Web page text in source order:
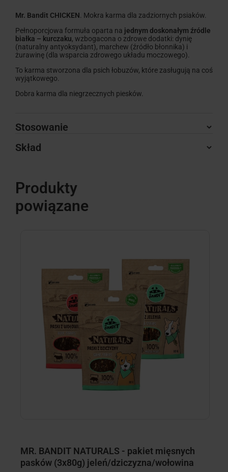
Mr. Bandit CHICKEN. Mokra karma dla zadziornych psiaków.
Pełnoporcjowa formuła oparta na jednym doskonałym źródle
białka – kurczaku, wzbogacona o zdrowe dodatki: dynię
(naturalny antyoksydant), marchew (źródło błonnika) i
żurawinę (dla wsparcia zdrowego układu moczowego).
To karma stworzona dla psich łobuzów, które zasługują na coś
wyjątkowego.
Dobra karma dla niegrzecznych piesków.
Stosowanie
Skład
Produkty
powiązane
MR. BANDIT NATURALS - pakiet mięsnych
pasków (3x80g) jeleń/dziczyzna/wołowina